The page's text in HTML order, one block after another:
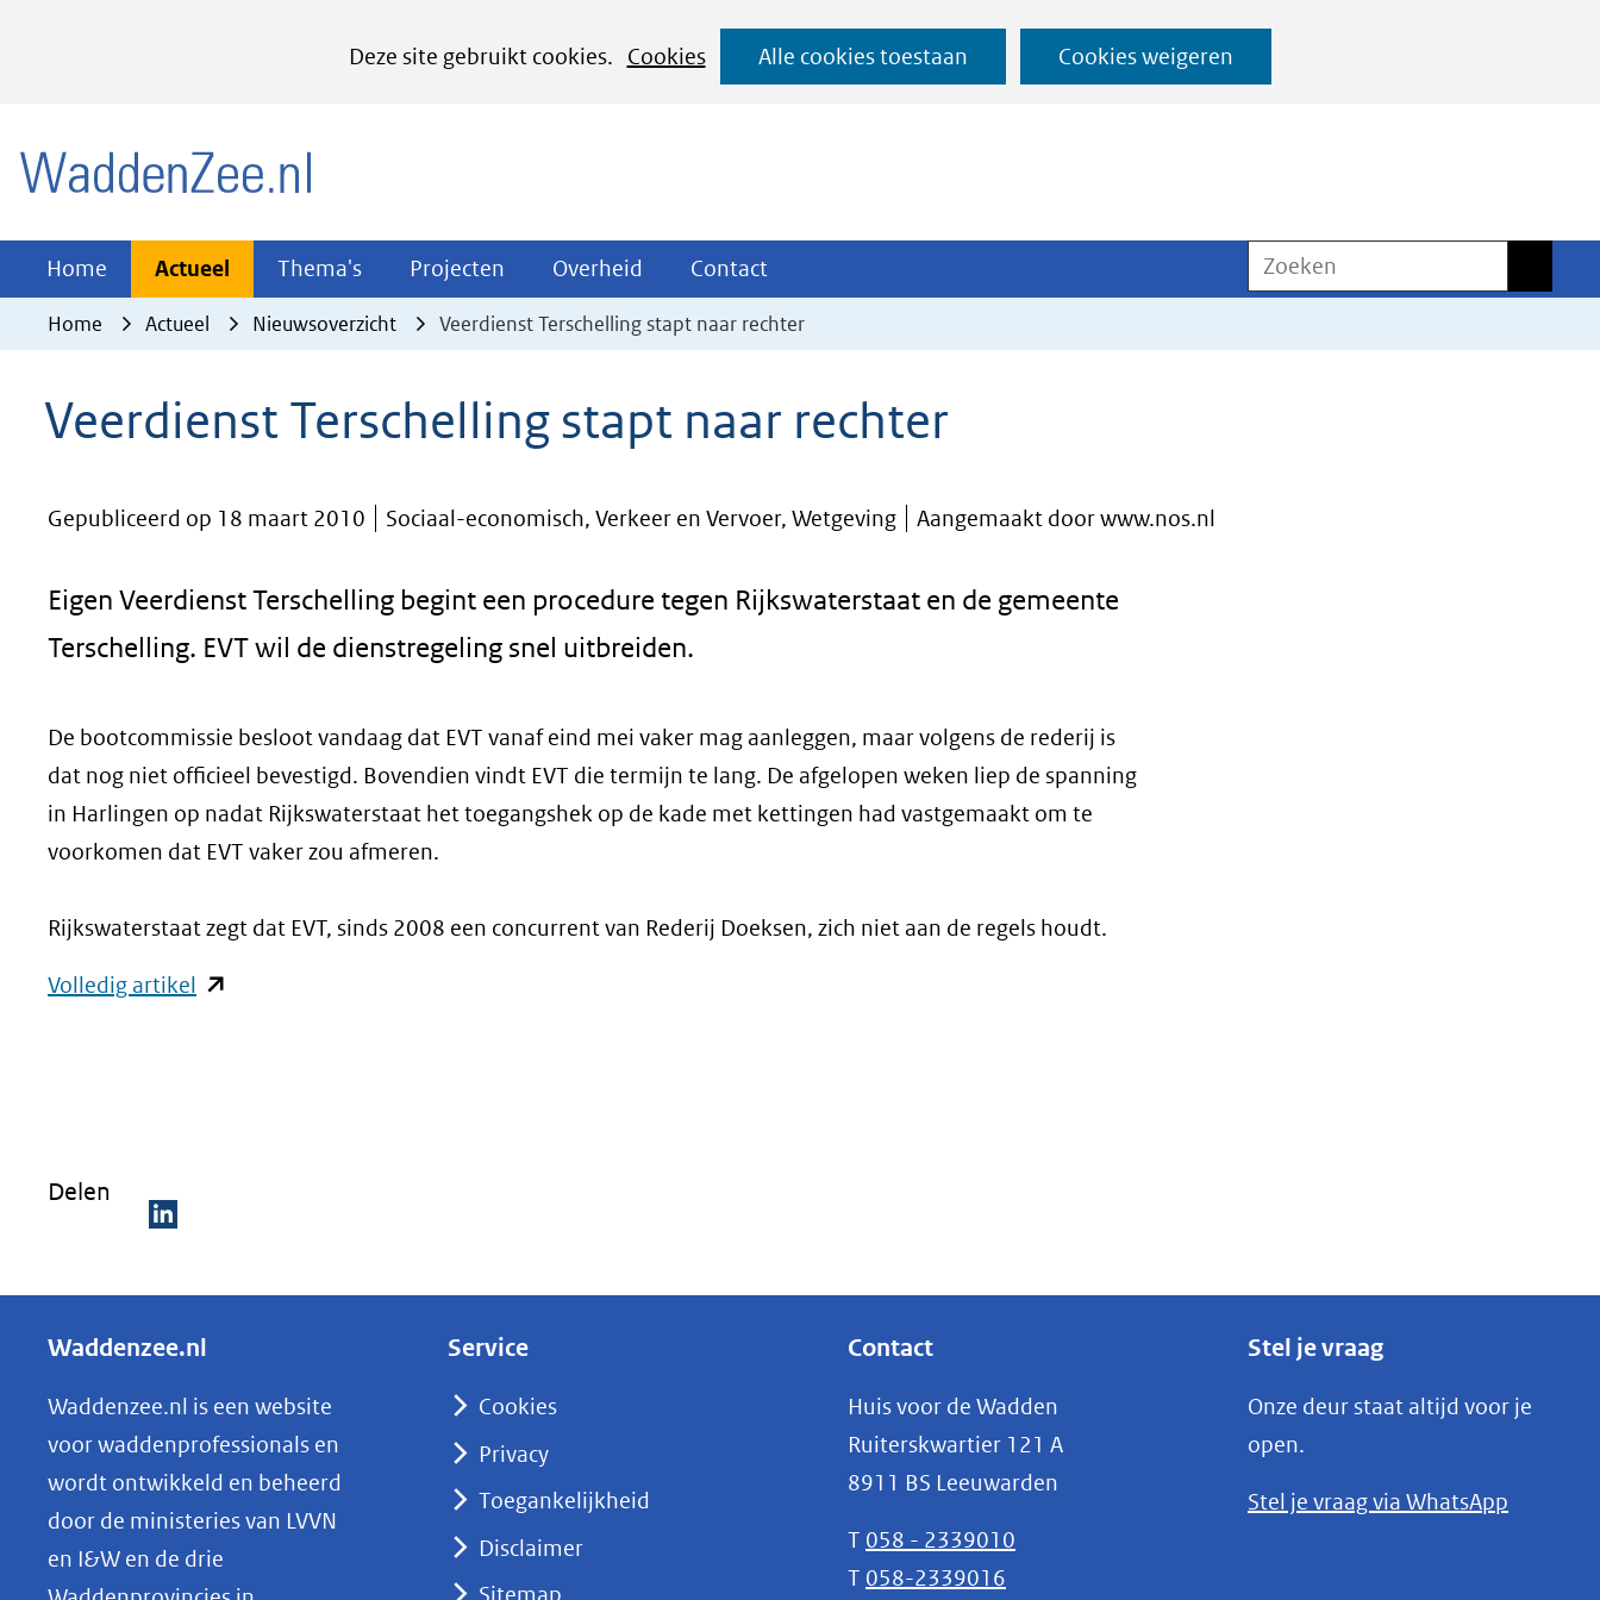
Deze site gebruikt cookies.
Cookies
het
cookies
website
worden
Alle cookies toestaan Cookies weigeren
Ga
naar
Home Actueel Actueel
Uitklappen
Thema's Thema's
Uitklappen
Projecten Projecten
Uitklappen
Overheid Overheid
Uitklappen
Contact
Uitklappen
Zoeken
Home Actueel Nieuwsoverzicht Veerdienst Terschelling stapt naar rechter
Veerdienst Terschelling stapt naar rechter
Gepubliceerd op 18 maart 2010 Sociaal-economisch, Verkeer en Vervoer, Wetgeving Aangemaakt door www.nos.nl
Eigen Veerdienst Terschelling begint een procedure tegen Rijkswaterstaat en de gemeente
Terschelling. EVT wil de dienstregeling snel uitbreiden.
De bootcommissie besloot vandaag dat EVT vanaf eind mei vaker mag aanleggen, maar volgens de rederij is
dat nog niet officieel bevestigd. Bovendien vindt EVT die termijn te lang. De afgelopen weken liep de spanning
in Harlingen op nadat Rijkswaterstaat het toegangshek op de kade met kettingen had vastgemaakt om te
voorkomen dat EVT vaker zou afmeren.
Rijkswaterstaat zegt dat EVT, sinds 2008 een concurrent van Rederij Doeksen, zich niet aan de regels houdt.
Volledig artikel (opent
website)
Delen
e
e
n
o
p
L
Waddenzee.nl
Waddenzee.nl is een website
voor waddenprofessionals en
wordt ontwikkeld en beheerd
door de ministeries van LVVN
en I&W en de drie
Service
Cookies
Privacy
Toegankelijkheid
Disclaimer
Contact
Huis voor de Wadden
Ruiterskwartier 121 A
8911 BS Leeuwarden
T 058 - 2339010
T 058-2339016
Stel je vraag
Onze deur staat altijd voor je
open.
Stel je vraag via WhatsApp